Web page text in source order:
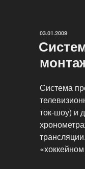
ОПУБЛИКОВАНО
03.01.2009
Система
ток-шоу) и